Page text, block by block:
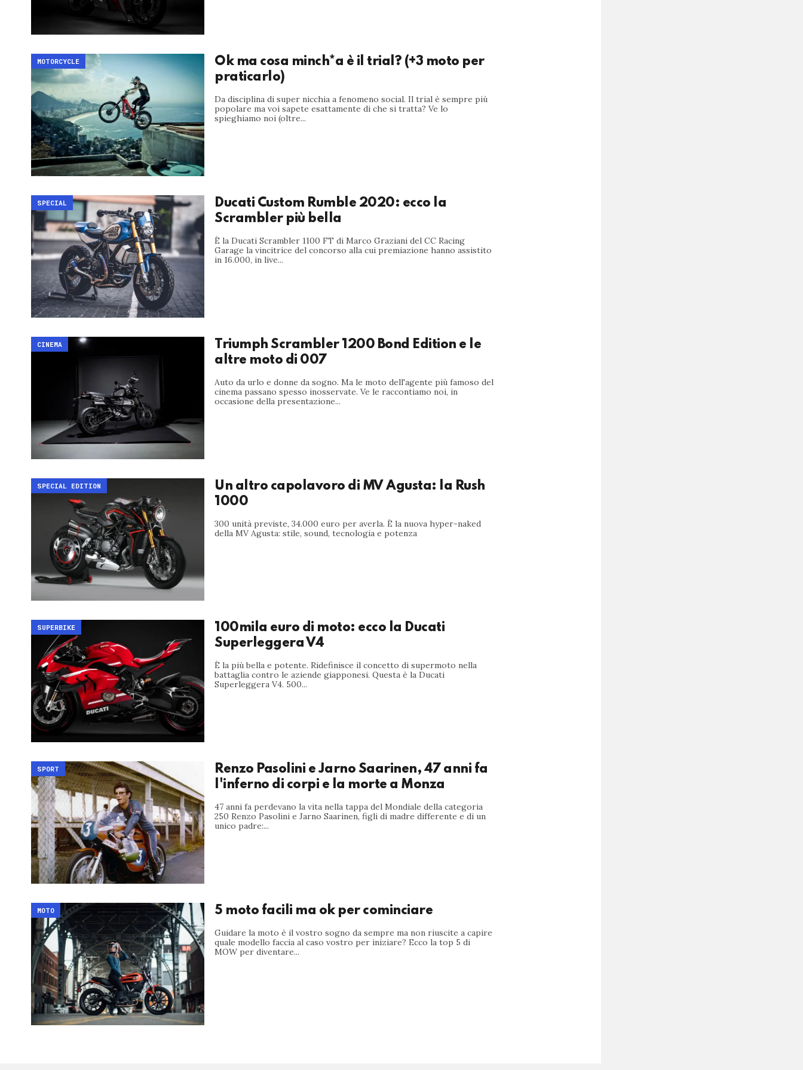
Ok ma cosa minch*a è il trial? (+3 moto per
praticarlo)
Da disciplina di super nicchia a fenomeno social. Il trial è sempre più
popolare ma voi sapete esattamente di che si tratta? Ve lo
spieghiamo noi (oltre...
MOTORCYCLE
Ducati Custom Rumble 2020: ecco la
Scrambler più bella
È la Ducati Scrambler 1100 FT di Marco Graziani del CC Racing
Garage la vincitrice del concorso alla cui premiazione hanno assistito
in 16.000, in live...
SPECIAL
Triumph Scrambler 1200 Bond Edition e le
altre moto di 007
Auto da urlo e donne da sogno. Ma le moto dell'agente più famoso del
cinema passano spesso inosservate. Ve le raccontiamo noi, in
occasione della presentazione...
CINEMA
Un altro capolavoro di MV Agusta: la Rush
1000
300 unità previste, 34.000 euro per averla. È la nuova hyper-naked
della MV Agusta: stile, sound, tecnologia e potenza
SPECIAL EDITION
100mila euro di moto: ecco la Ducati
Superleggera V4
È la più bella e potente. Ridefinisce il concetto di supermoto nella
battaglia contro le aziende giapponesi. Questa è la Ducati
Superleggera V4. 500...
SUPERBIKE
Renzo Pasolini e Jarno Saarinen, 47 anni fa
l'inferno di corpi e la morte a Monza
47 anni fa perdevano la vita nella tappa del Mondiale della categoria
250 Renzo Pasolini e Jarno Saarinen, figli di madre differente e di un
unico padre:...
SPORT
5 moto facili ma ok per cominciare
Guidare la moto è il vostro sogno da sempre ma non riuscite a capire
quale modello faccia al caso vostro per iniziare? Ecco la top 5 di
MOW per diventare...
MOTO